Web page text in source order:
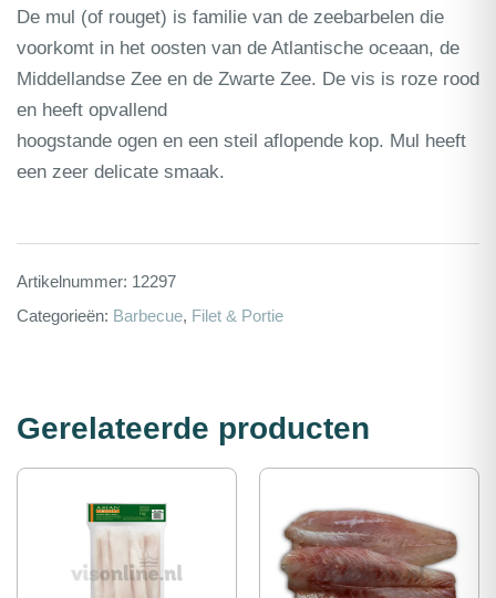
De mul (of rouget) is familie van de zeebarbelen die
voorkomt in het oosten van de Atlantische oceaan, de
Middellandse Zee en de Zwarte Zee. De vis is roze rood
en heeft opvallend
hoogstande ogen en een steil aflopende kop. Mul heeft
een zeer delicate smaak.
Artikelnummer: 12297
Categorieën: Barbecue, Filet & Portie
Gerelateerde producten